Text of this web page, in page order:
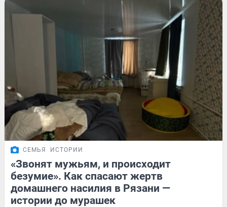
СЕМЬЯ ИСТОРИИ
«Звонят мужьям, и происходит
безумие». Как спасают жертв
домашнего насилия в Рязани —
истории до мурашек